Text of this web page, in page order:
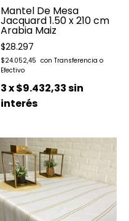
Mantel De Mesa
Jacquard 1.50 x 210 cm
Arabia Maiz
$28.297
$24.052,45
3x$9.432,33sin
interés